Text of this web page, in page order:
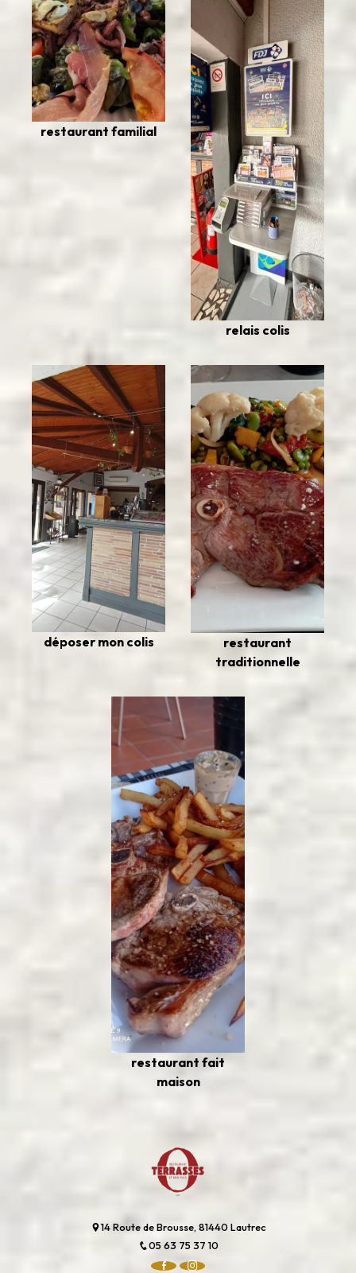
restaurant familial
relais colis
déposer mon colis
restaurant
traditionnelle
restaurant fait
maison
14 Route de Brousse, 81440 Lautrec
05 63 75 37 10